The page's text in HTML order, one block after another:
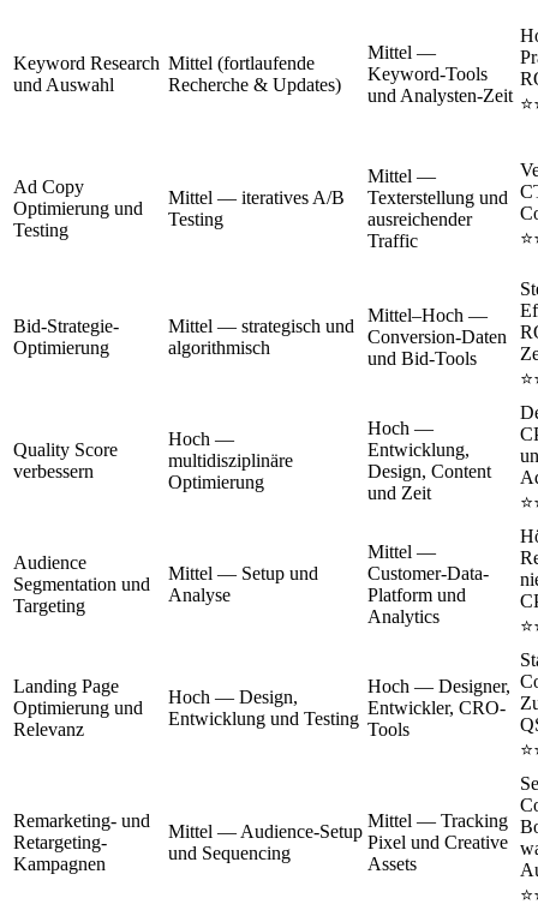
Keyword Research
und Auswahl
Mittel (fortlaufende
Recherche & Updates)
Mittel —
Keyword-Tools
und Analysten-Zeit
Ad Copy
Optimierung und
Testing
Mittel — iteratives A/B
Testing
Mittel —
Texterstellung und
ausreichender
Traffic
Bid-Strategie-
Optimierung
Mittel — strategisch und
algorithmisch
Mittel–Hoch —
Conversion-Daten
und Bid-Tools
Quality Score
verbessern
Hoch —
multidisziplinäre
Optimierung
Hoch —
Entwicklung,
Design, Content
und Zeit
Audience
Segmentation und
Targeting
Mittel — Setup und
Analyse
Mittel —
Customer-Data-
Platform und
Analytics
Landing Page
Optimierung und
Relevanz
Hoch — Design,
Entwicklung und Testing
Hoch — Designer,
Entwickler, CRO-
Tools
Remarketing- und
Retargeting-
Kampagnen
Mittel — Audience-Setup
und Sequencing
Mittel — Tracking
Pixel und Creative
Assets